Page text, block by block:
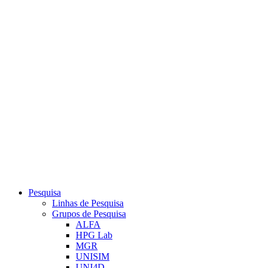
Pesquisa
Linhas de Pesquisa
Grupos de Pesquisa
ALFA
HPG Lab
MGR
UNISIM